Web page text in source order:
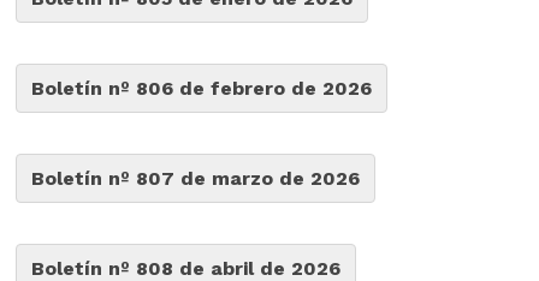
Boletín nº 806 de febrero de 2026
Boletín nº 807 de marzo de 2026
Boletín nº 808 de abril de 2026